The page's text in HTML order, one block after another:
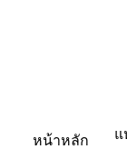
หน้าหลัก แ